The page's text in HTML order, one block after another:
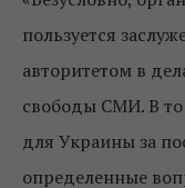
пользуется
авторитетом в
свободы СМИ. В
для Украины за
определенные